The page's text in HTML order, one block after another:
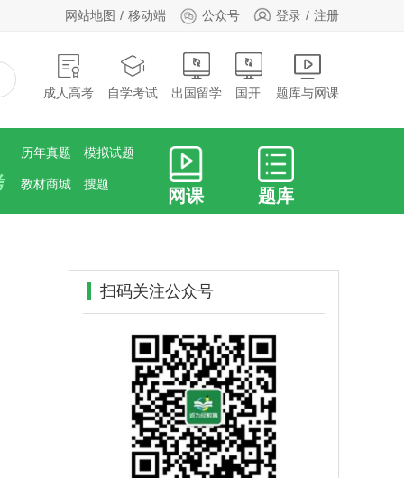
网站地图 移动端 公众号 登录 注册
成人高考 自学考试 出国留学 国开 题库与网课
历年真题 模拟试题
教材商城 搜题
网课 题库
扫码关注公众号